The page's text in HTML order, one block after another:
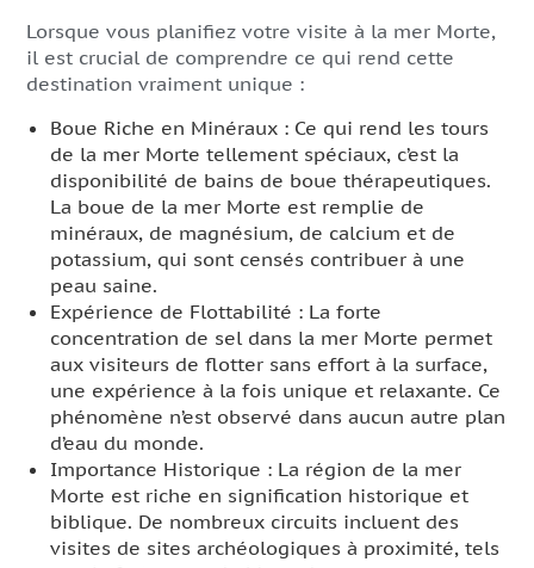
Lorsque vous planifiez votre visite à la mer Morte,
il est crucial de comprendre ce qui rend cette
destination vraiment unique :
Boue Riche en Minéraux : Ce qui rend les tours
de la mer Morte tellement spéciaux, c’est la
disponibilité de bains de boue thérapeutiques.
La boue de la mer Morte est remplie de
minéraux, de magnésium, de calcium et de
potassium, qui sont censés contribuer à une
peau saine.
Expérience de Flottabilité : La forte
concentration de sel dans la mer Morte permet
aux visiteurs de flotter sans effort à la surface,
une expérience à la fois unique et relaxante. Ce
phénomène n’est observé dans aucun autre plan
d’eau du monde.
Importance Historique : La région de la mer
Morte est riche en signification historique et
biblique. De nombreux circuits incluent des
visites de sites archéologiques à proximité, tels